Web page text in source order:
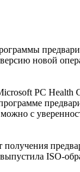
новой
PC Health
с
получения
ISO-